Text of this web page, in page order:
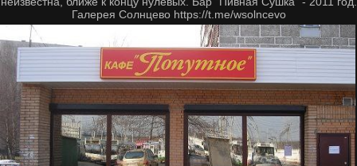
Галерея Солнцево https://t.me/wsolncevo